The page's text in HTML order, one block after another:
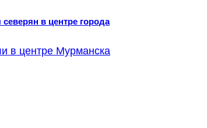
в центре города